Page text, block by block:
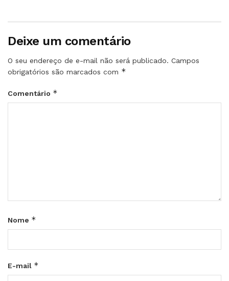
Deixe um comentário
O seu endereço de e-mail não será publicado. Campos
obrigatórios são marcados com *
Comentário *
Nome *
E-mail *